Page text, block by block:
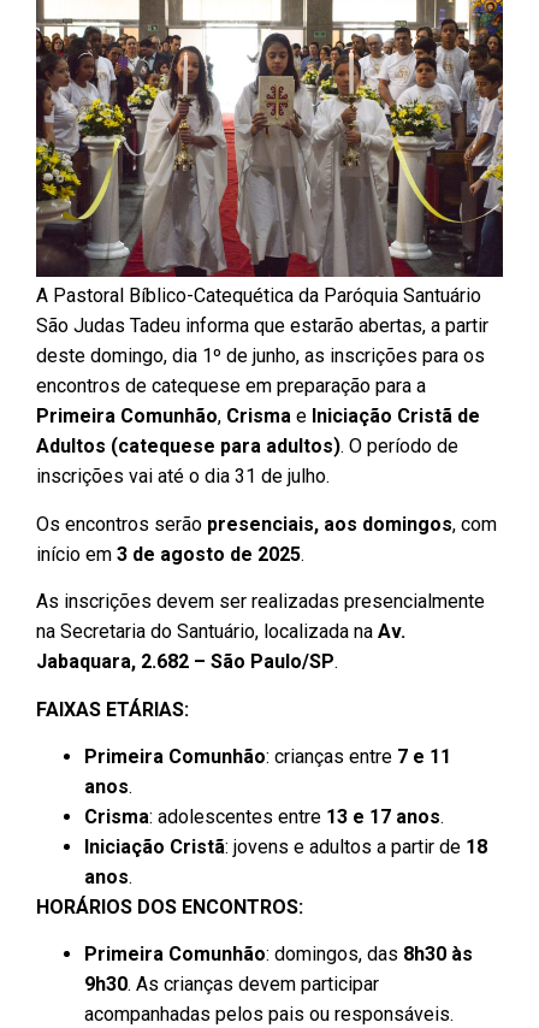
A Pastoral Bíblico-Catequética da Paróquia Santuário
São Judas Tadeu informa que estarão abertas, a partir
deste domingo, dia 1º de junho, as inscrições para os
encontros de catequese em preparação para a
Primeira Comunhão, Crisma e Iniciação Cristã de
Adultos (catequese para adultos). O período de
inscrições vai até o dia 31 de julho.
Os encontros serão presenciais, aos domingos, com
início em 3 de agosto de 2025.
As inscrições devem ser realizadas presencialmente
na Secretaria do Santuário, localizada na Av.
Jabaquara, 2.682 – São Paulo/SP.
FAIXAS ETÁRIAS:
Primeira Comunhão: crianças entre 7 e 11
anos.
Crisma: adolescentes entre 13 e 17 anos.
Iniciação Cristã: jovens e adultos a partir de 18
anos.
HORÁRIOS DOS ENCONTROS:
Primeira Comunhão: domingos, das 8h30 às
9h30. As crianças devem participar
acompanhadas pelos pais ou responsáveis.